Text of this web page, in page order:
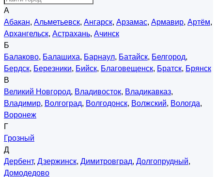
А
Абакан, Альметьевск, Ангарск, Арзамас, Армавир, Артём,
Архангельск, Астрахань, Ачинск
Б
Балаково, Балашиха, Барнаул, Батайск, Белгород,
Бердск, Березники, Бийск, Благовещенск, Братск, Брянск
В
Великий Новгород, Владивосток, Владикавказ,
Владимир, Волгоград, Волгодонск, Волжский, Вологда,
Воронеж
Г
Грозный
Д
Дербент, Дзержинск, Димитровград, Долгопрудный,
Домодедово